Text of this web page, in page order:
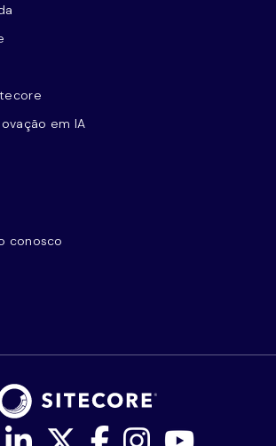
em IA
conosco